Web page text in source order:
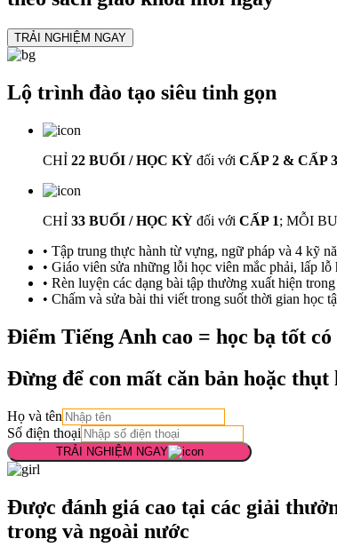
TRẢI NGHIỆM NGAY
Lộ trình đào tạo siêu tinh gọn
CHỈ 22 BUỔI / HỌC KỲ đối với CẤP 2 & CẤP 3
CHỈ 33 BUỔI / HỌC KỲ đối với CẤP 1; MỖI
• Tập trung thực hành từ vựng, ngữ pháp và 4 kỹ
• Giáo viên sửa những lỗi học viên mắc phải, lấp
• Rèn luyện các dạng bài tập thường xuất hiện
• Chấm và sửa bài thi viết trong suốt thời gian học
Điểm Tiếng Anh cao = học bạ tốt có
Đừng để con mất căn bản hoặc thụt
Họ và tên
Số điện thoại
TRẢI NGHIỆM NGAY
Được đánh giá cao tại các giải
trong và ngoài nước